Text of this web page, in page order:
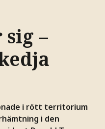
–
i rött territorium
i den